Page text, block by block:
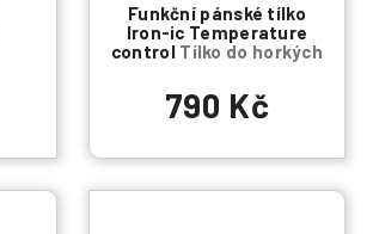
Funkční pánské tílko
Iron-ic Temperature
control Tílko do horkých
790 Kč